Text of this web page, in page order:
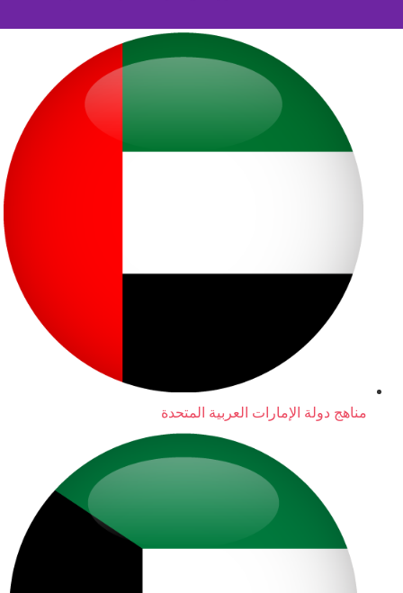
مناهج دولة الإمارات العربية المتحدة